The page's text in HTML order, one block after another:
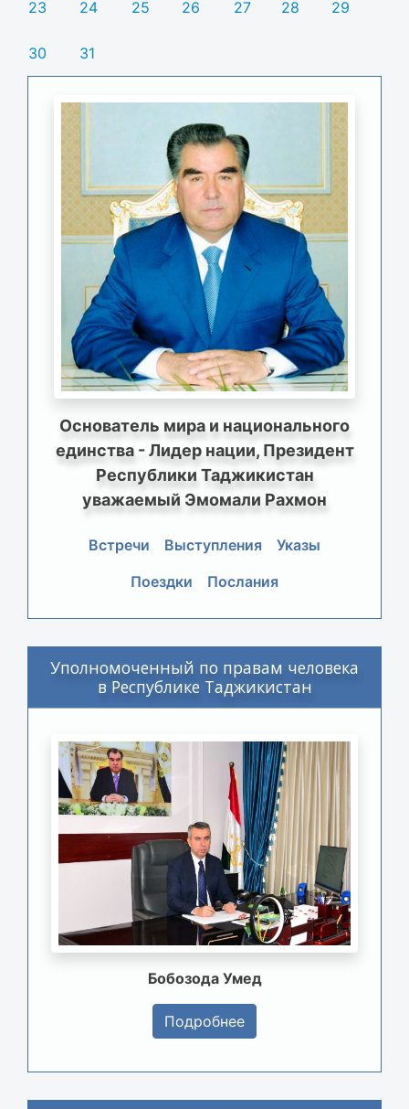
23 24 25 26 27 28 29
30 31
Основатель мира и национального
единства - Лидер нации, Президент
Республики Таджикистан
уважаемый Эмомали Рахмон
Встречи Выступления
Указы
Поездки
Послания
Уполномоченный по правам человека
в Республике Таджикистан
Бобозода Умед
Подробнее